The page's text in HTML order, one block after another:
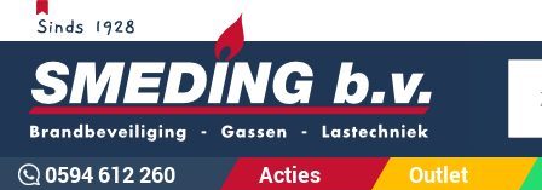
0594 612 260 Acties Outlet